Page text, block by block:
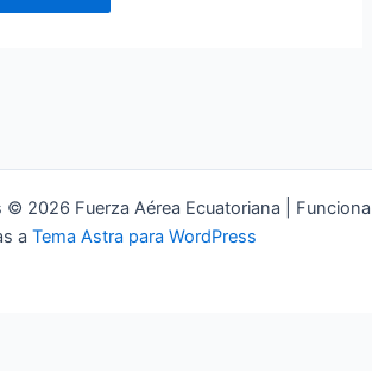
2026 Fuerza Aérea Ecuatoriana | Funciona
a Tema Astra para WordPress